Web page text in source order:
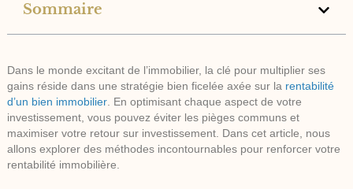
Sommaire
Dans le monde excitant de l’immobilier, la clé pour multiplier ses
gains réside dans une stratégie bien ficelée axée sur la rentabilité
d’un bien immobilier. En optimisant chaque aspect de votre
investissement, vous pouvez éviter les pièges communs et
maximiser votre retour sur investissement. Dans cet article, nous
allons explorer des méthodes incontournables pour renforcer votre
rentabilité immobilière.